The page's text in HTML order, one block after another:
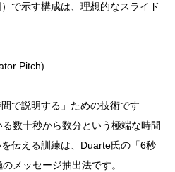
で示す構成は、理想的なスライド
Pitch)
で説明する」ための技術です
数十秒から数分という極端な時間
伝える訓練は、Duarte氏の「6秒
メッセージ抽出法です。